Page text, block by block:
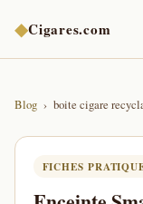
◆Cigares.com
Blog boite cigare
FICHES